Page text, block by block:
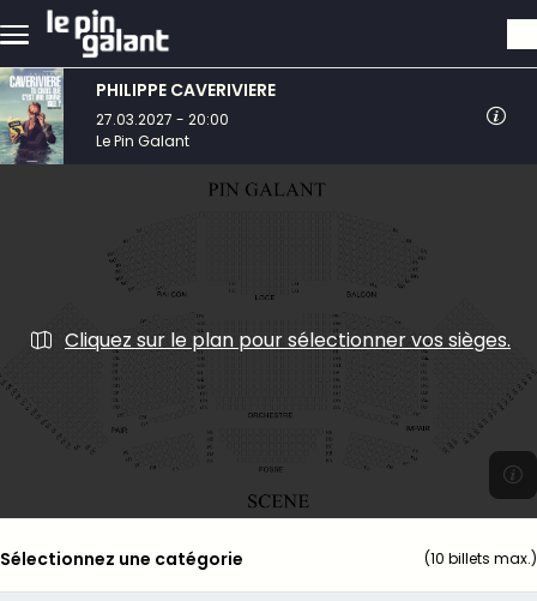
Aller au contenu principal
PHILIPPE CAVERIVIERE
27.03.2027 - 20:00
Le Pin Galant
Cliquez sur le plan pour sélectionner vos sièges.
Sélectionnez une catégorie (10 billets max.)